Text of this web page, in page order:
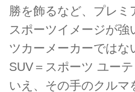
勝を飾るなど、プレミ
スポーツイメージが
ツカーメーカーではな
SUV＝スポーツ ユー
いえ、その手のクルマ